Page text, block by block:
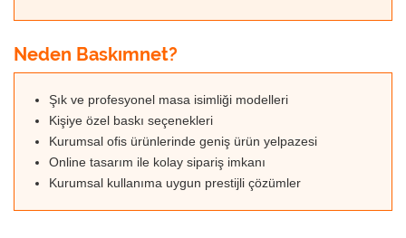
Neden Baskımnet?
Şık ve profesyonel masa isimliği modelleri
Kişiye özel baskı seçenekleri
Kurumsal ofis ürünlerinde geniş ürün yelpazesi
Online tasarım ile kolay sipariş imkanı
Kurumsal kullanıma uygun prestijli çözümler